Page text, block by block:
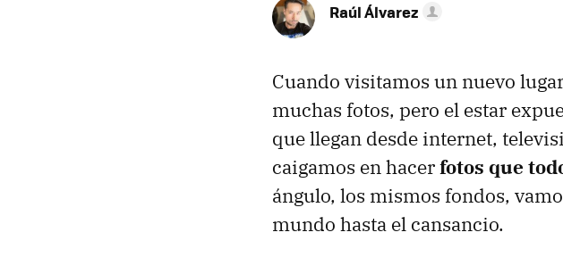
Raúl Álvarez
Cuando visitamos un nuevo
muchas fotos, pero el estar
que llegan desde internet,
caigamos en hacerfotos que
ángulo, los mismos fondos,
mundo hasta el cansancio.